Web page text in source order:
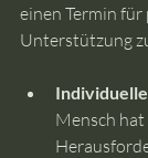
einen Termin
Unterstützung
Mensch